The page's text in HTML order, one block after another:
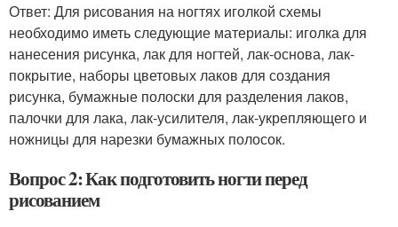
Ответ: Для рисования на ногтях иголкой схемы
необходимо иметь следующие материалы: иголка для
нанесения рисунка, лак для ногтей, лак-основа, лак-
покрытие, наборы цветовых лаков для создания
рисунка, бумажные полоски для разделения лаков,
палочки для лака, лак-усилителя, лак-укрепляющего и
ножницы для нарезки бумажных полосок.
Вопрос 2: Как подготовить ногти перед
рисованием